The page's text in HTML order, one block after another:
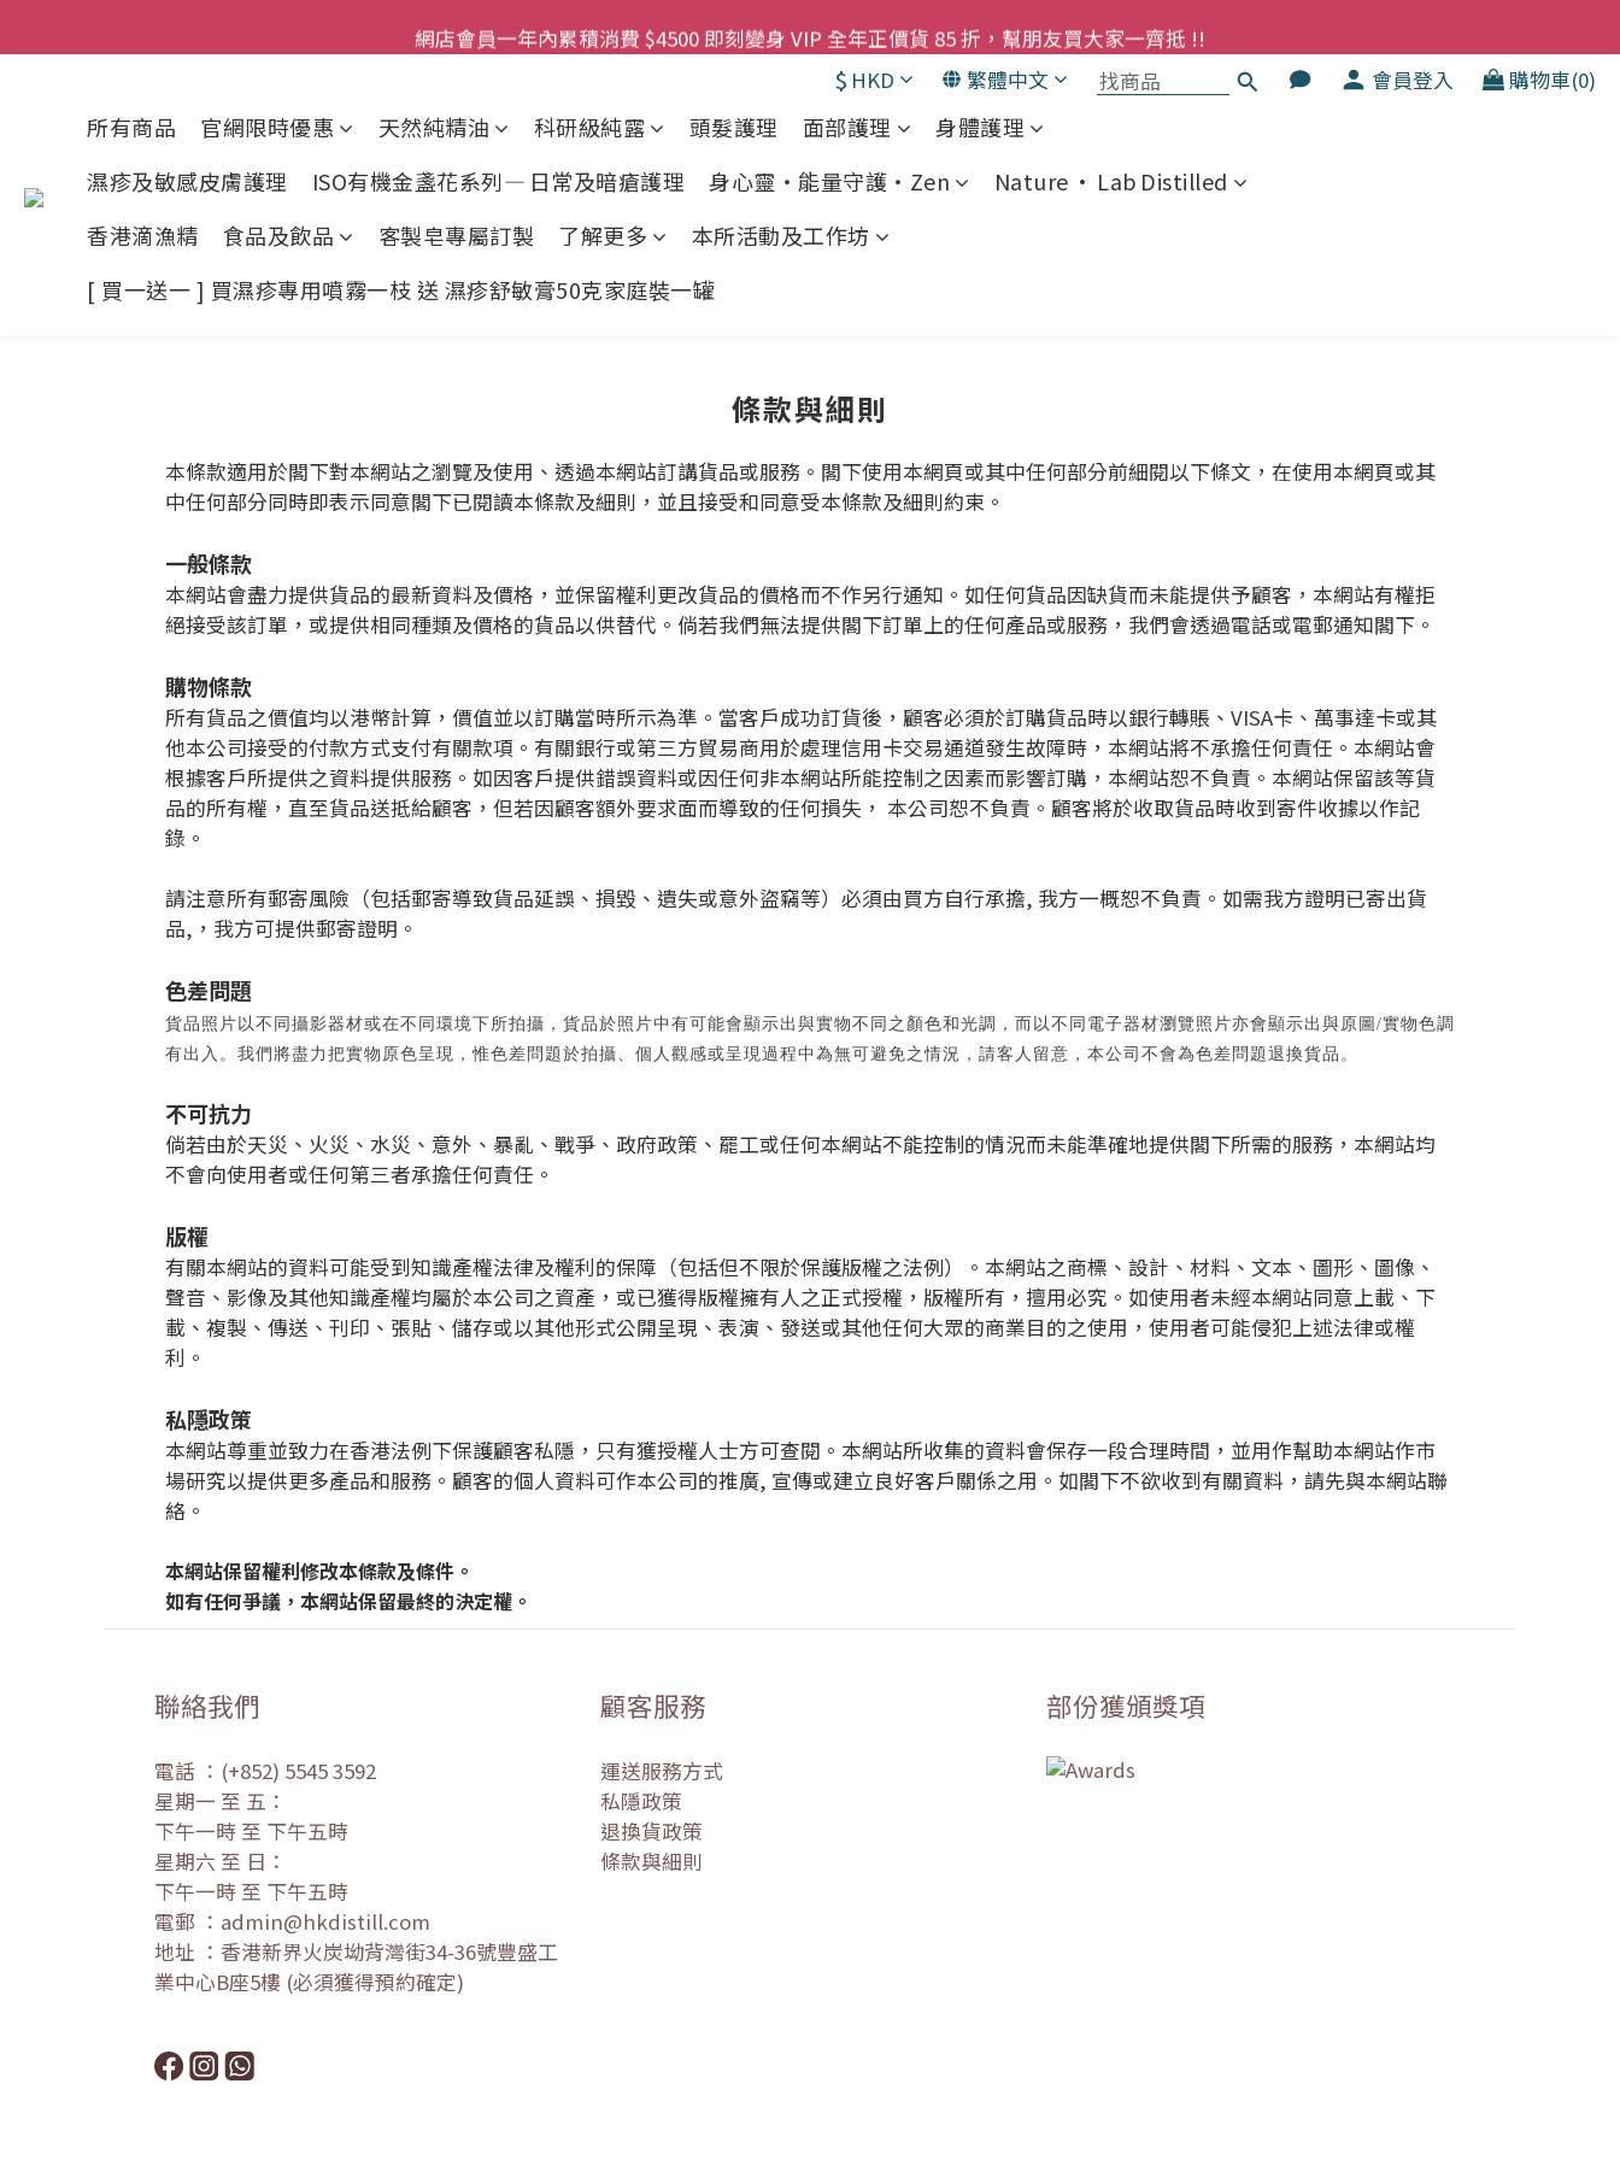
登記成為網店會員，即送$50購物金即刻用!!                 首次購買 啤酒花咖啡因洗髮液 享8折優惠 不限購買量
網店會員一年內累積消費 $4500 即刻變身 VIP 全年正價貨 85 折，幫朋友買大家一齊抵 !!
今期優惠!! 濕疹救星 濕疹專用噴霧 買一枝送一件 50克裝 濕疹舒敏膏   幼兒適用
登記成為網店會員，即送$50購物金即刻用!!                 首次購買 啤酒花咖啡因洗髮液 享8折優惠 不限購買量
$ HKD 繁體中文 會員登入 購物車(0)
所有商品 官網限時優惠 天然純精油 科研級純露 頭髮護理 面部護理
身體護理
濕疹及敏感皮膚護理
ISO有機金盞花系列— 日常及暗瘡護理 身心靈・能量守護・Zen
Nature • Lab Distilled
香港滴漁精
食品及飲品 客製皂專屬訂製 了解更多
本所活動及工作坊
[ 買一送一 ] 買濕疹專用噴霧一枝 送 濕疹舒敏膏50克家庭裝一罐
條款與細則
本條款適用於閣下對本網站之瀏覽及使用、透過本網站訂講貨品或服務。閣下使用本網頁或其中任何部分前細閱以下條文，在使用本網頁或其
中任何部分同時即表示同意閣下已閱讀本條款及細則，並且接受和同意受本條款及細則約束。
一般條款
本網站會盡力提供貨品的最新資料及價格，並保留權利更改貨品的價格而不作另行通知。如任何貨品因缺貨而未能提供予顧客，本網站有權拒
絕接受該訂單，或提供相同種類及價格的貨品以供替代。倘若我們無法提供閣下訂單上的任何產品或服務，我們會透過電話或電郵通知閣下。
購物條款
所有貨品之價值均以港幣計算，價值並以訂購當時所示為準。當客戶成功訂貨後，顧客必須於訂購貨品時以銀行轉賬、VISA卡、萬事達卡或其
他本公司接受的付款方式支付有關款項。有關銀行或第三方貿易商用於處理信用卡交易通道發生故障時，本網站將不承擔任何責任。本網站會
根據客戶所提供之資料提供服務。如因客戶提供錯誤資料或因任何非本網站所能控制之因素而影響訂購，本網站恕不負責。本網站保留該等貨
品的所有權，直至貨品送抵給顧客，但若因顧客額外要求面而導致的任何損失， 本公司恕不負責。顧客將於收取貨品時收到寄件收據以作記
錄。
請注意所有郵寄風險（包括郵寄導致貨品延誤、損毀、遺失或意外盜竊等）必須由買方自行承擔, 我方一概恕不負責。如需我方證明已寄出貨
品,，我方可提供郵寄證明。
色差問題
貨品照片以不同攝影器材或在不同環境下所拍攝，貨品於照片中有可能會顯示出與實物不同之顏色和光調，而以不同電子器材瀏覽照片亦會顯示出與原圖 /實物色調
有出入。我們將盡力把實物原色呈現，惟色差問題於拍攝、個人觀感或呈現過程中為無可避免之情況，請客人留意，本公司不會為色差問題退換貨品。
不可抗力
倘若由於天災、火災、水災、意外、暴亂、戰爭、政府政策、罷工或任何本網站不能控制的情況而未能準確地提供閣下所需的服務，本網站均
不會向使用者或任何第三者承擔任何責任。
版權
有關本網站的資料可能受到知識產權法律及權利的保障（包括但不限於保護版權之法例）。本網站之商標、設計、材料、文本、圖形、圖像、
聲音、影像及其他知識產權均屬於本公司之資產，或已獲得版權擁有人之正式授權，版權所有，擅用必究。如使用者未經本網站同意上載、下
載、複製、傳送、刊印、張貼、儲存或以其他形式公開呈現、表演、發送或其他任何大眾的商業目的之使用，使用者可能侵犯上述法律或權
利。
私隱政策
本網站尊重並致力在香港法例下保護顧客私隱，只有獲授權人士方可查閱。本網站所收集的資料會保存一段合理時間，並用作幫助本網站作市
場研究以提供更多產品和服務。顧客的個人資料可作本公司的推廣, 宣傳或建立良好客戶關係之用。如閣下不欲收到有關資料，請先與本網站聯
絡。
本網站保留權利修改本條款及條件。
如有任何爭議，本網站保留最終的決定權。
聯絡我們
電話 ：(+852) 5545 3592
星期一 至 五：
下午一時 至 下午五時
星期六 至 日：
下午一時 至 下午五時
電郵 ：admin@hkdistill.com
地址 ：香港新界火炭坳背灣街34-36號豐盛工
業中心B座5樓 (必須獲得預約確定)
顧客服務
運送服務方式
私隱政策
退換貨政策
條款與細則
部份獲頒獎項